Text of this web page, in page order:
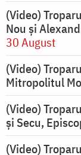
(Video)
Nou și
30 August
(Video)
Mitropolitul
(Video)
și Secu,
(Video)